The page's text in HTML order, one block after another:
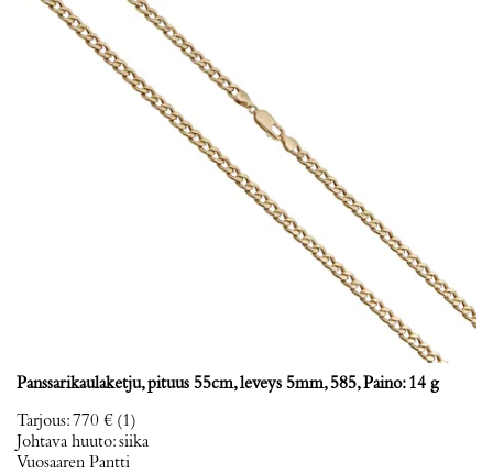
Panssarikaulaketju, pituus 55cm, leveys 5mm, 585, Paino: 14 g
Tarjous:770 € (1)
Johtava huuto:siika
Vuosaaren Pantti